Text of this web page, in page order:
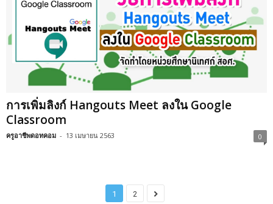
การเพิ่มลิงก์ Hangouts Meet ลงใน Google
Classroom
ครูอาชีพดอทคอม - 13 เมษายน 2563 0
1 2